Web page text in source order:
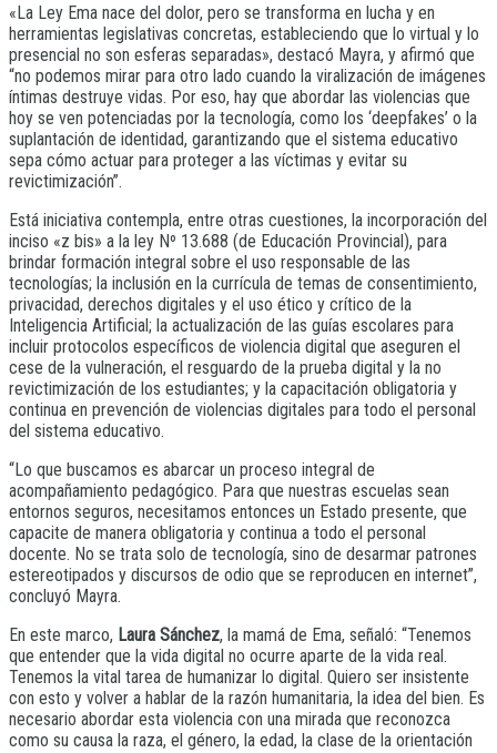
«La Ley Ema nace del dolor, pero se transforma en lucha y en
herramientas legislativas concretas, estableciendo que lo virtual y lo
presencial no son esferas separadas», destacó Mayra, y afirmó que
“no podemos mirar para otro lado cuando la viralización de imágenes
íntimas destruye vidas. Por eso, hay que abordar las violencias que
hoy se ven potenciadas por la tecnología, como los ‘deepfakes’ o la
suplantación de identidad, garantizando que el sistema educativo
sepa cómo actuar para proteger a las víctimas y evitar su
revictimización”.
Está iniciativa contempla, entre otras cuestiones, la incorporación del
inciso «z bis» a la ley Nº 13.688 (de Educación Provincial), para
brindar formación integral sobre el uso responsable de las
tecnologías; la inclusión en la currícula de temas de consentimiento,
privacidad, derechos digitales y el uso ético y crítico de la
Inteligencia Artificial; la actualización de las guías escolares para
incluir protocolos específicos de violencia digital que aseguren el
cese de la vulneración, el resguardo de la prueba digital y la no
revictimización de los estudiantes; y la capacitación obligatoria y
continua en prevención de violencias digitales para todo el personal
del sistema educativo.
“Lo que buscamos es abarcar un proceso integral de
acompañamiento pedagógico. Para que nuestras escuelas sean
entornos seguros, necesitamos entonces un Estado presente, que
capacite de manera obligatoria y continua a todo el personal
docente. No se trata solo de tecnología, sino de desarmar patrones
estereotipados y discursos de odio que se reproducen en internet”,
concluyó Mayra.
En este marco, Laura Sánchez, la mamá de Ema, señaló: “Tenemos
que entender que la vida digital no ocurre aparte de la vida real.
Tenemos la vital tarea de humanizar lo digital. Quiero ser insistente
con esto y volver a hablar de la razón humanitaria, la idea del bien. Es
necesario abordar esta violencia con una mirada que reconozca
como su causa la raza, el género, la edad, la clase de la orientación